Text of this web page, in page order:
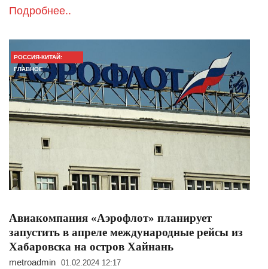
Подробнее..
РОССИЯ-КИТАЙ:
ГЛАВНОЕ
Авиакомпания «Аэрофлот» планирует
запустить в апреле международные рейсы из
Хабаровска на остров Хайнань
metroadmin 01.02.2024 12:17